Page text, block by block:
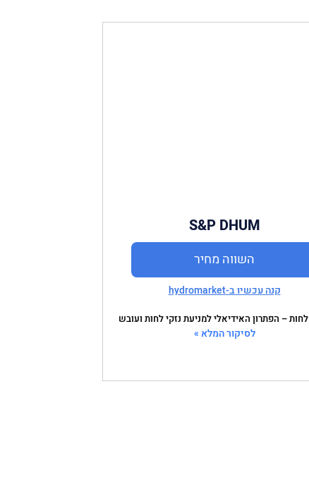
S&P DHUM
השווה מחיר
קנה עכשיו ב-hydromarket
– הפתרון האידיאלי למניעת נזקי לחות ועובש
לסיקור המלא »